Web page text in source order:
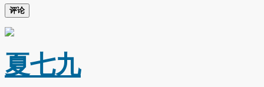
评论
夏七九